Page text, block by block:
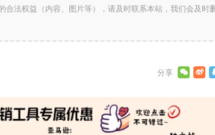
法权益（内容、图片等），请及时联系本站，我们会及时删